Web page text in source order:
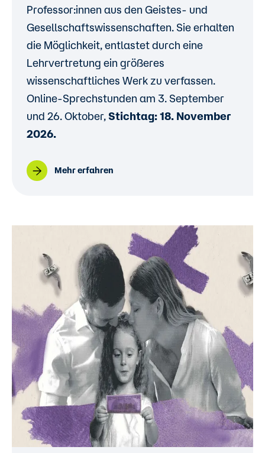
Professor:innen aus den Geistes- und
Gesellschaftswissenschaften. Sie erhalten
die Möglichkeit, entlastet durch eine
Lehrvertretung ein größeres
wissenschaftliches Werk zu verfassen.
Online-Sprechstunden am 3. September
und 26. Oktober, Stichtag: 18. November
2026.
Mehr erfahren